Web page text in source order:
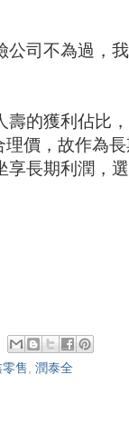
公司不為過，
壽的獲利佔比
價，故作為
享長期利潤，
售 潤泰全